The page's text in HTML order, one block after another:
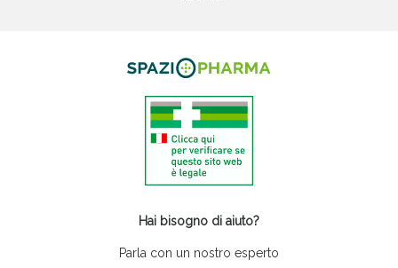
Hai bisogno di aiuto?
Parla con un nostro esperto